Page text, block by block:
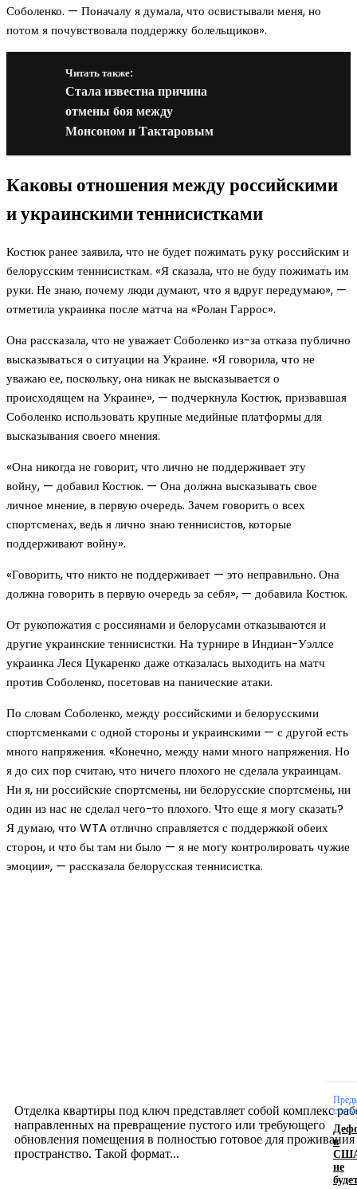
Соболенко. — Поначалу я думала, что освистывали меня, но
потом я почувствовала поддержку болельщиков».
Читать также:
Стала известна причина
отмены боя между
Монсоном и Тактаровым
Каковы отношения между российскими
и украинскими теннисистками
Костюк ранее заявила, что не будет пожимать руку российским и
белорусским теннисисткам. «Я сказала, что не буду пожимать им
руки. Не знаю, почему люди думают, что я вдруг передумаю», —
отметила украинка после матча на «Ролан Гаррос».
Она рассказала, что не уважает Соболенко из-за отказа публично
высказываться о ситуации на Украине. «Я говорила, что не
уважаю ее, поскольку, она никак не высказывается о
происходящем на Украине», — подчеркнула Костюк, призвавшая
Соболенко использовать крупные медийные платформы для
высказывания своего мнения.
«Она никогда не говорит, что лично не поддерживает эту
войну, — добавил Костюк. — Она должна высказывать свое
личное мнение, в первую очередь. Зачем говорить о всех
спортсменах, ведь я лично знаю теннисистов, которые
поддерживают войну».
«Говорить, что никто не поддерживает — это неправильно. Она
должна говорить в первую очередь за себя», — добавила Костюк.
От рукопожатия с россиянами и белорусами отказываются и
другие украинские теннисистки. На турнире в Индиан-Уэллсе
украинка Леся Цукаренко даже отказалась выходить на матч
против Соболенко, посетовав на панические атаки.
По словам Соболенко, между российскими и белорусскими
спортсменками с одной стороны и украинскими — с другой есть
много напряжения. «Конечно, между нами много напряжения. Но
я до сих пор считаю, что ничего плохого не сделала украинцам.
Ни я, ни российские спортсмены, ни белорусские спортсмены, ни
один из нас не сделал чего-то плохого. Что еще я могу сказать?
Я думаю, что WTA отлично справляется с поддержкой обеих
сторон, и что бы там ни было — я не могу контролировать чужие
эмоции», — рассказала белорусская теннисистка.
Отделка квартиры под ключ представляет собой комплекс
направленных на превращение пустого или требующего
обновления помещения в полностью готовое для проживания
пространство. Такой формат...
статья
в
не